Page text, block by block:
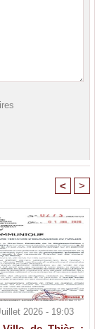
< >
2026 - 19:03